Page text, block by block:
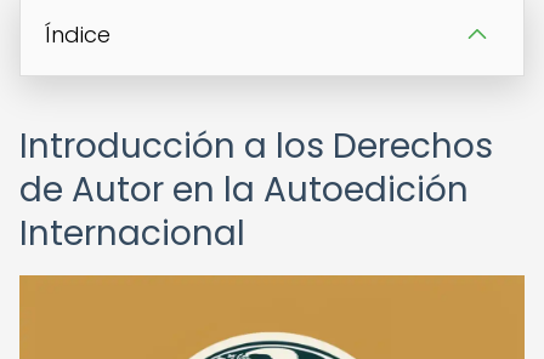
Índice
Introducción a los Derechos
de Autor en la Autoedición
Internacional